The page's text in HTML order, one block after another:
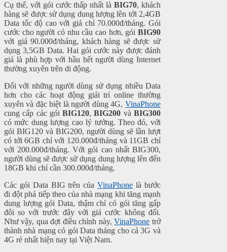
Cụ thể, với gói cước thấp nhất là BIG70, khách
hàng sẽ được sử dụng dung lượng lên tới 2,4GB
Data tốc độ cao với giá chỉ 70.000đ/tháng. Gói
cước cho người có nhu cầu cao hơn, gói BIG90
với giá 90.000đ/tháng, khách hàng sẽ được sử
dụng 3,5GB Data. Hai gói cước này được đánh
giá là phù hợp với hầu hết người dùng Internet
thường xuyên trên di động.
Đối với những người dùng sử dụng nhiều Data
hơn cho các hoạt động giải trí online thường
xuyên và đặc biệt là người dùng 4G, VinaPhone
cung cấp các góiBIG120,BIG200 và BIG300
có mức dung lượng cao lý tưởng. Theo đó, với
gói BIG120 và BIG200, người dùng sẽ lần lượt
có tới 6GB chỉ với 120.000đ/tháng và 11GB chỉ
với 200.000đ/tháng. Với gói cao nhất BIG300,
người dùng sẽ được sử dụng dung lượng lên đến
18GB khi chỉ cần 300.000đ/tháng.
Các gói Data BIG trên củaVinaPhone là bước
đi đột phá tiếp theo của nhà mạng khi tăng mạnh
dung lượng gói Data, thậm chí có gói tăng gấp
đôi so với trước đây với giá cước không đổi.
Như vậy, qua đợt điều chỉnh này,VinaPhone trở
thành nhà mạng có gói Data tháng cho cả 3G và
4G rẻ nhất hiện nay tại Việt Nam.